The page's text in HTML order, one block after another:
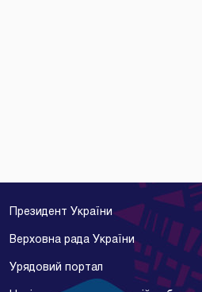
Президент України
Верховна рада України
Урядовий портал